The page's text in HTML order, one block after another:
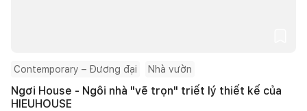
Contemporary – Đương đại Nhà vườn
Ngơi House - Ngôi nhà "vẽ trọn" triết lý thiết kế của
HIEUHOUSE